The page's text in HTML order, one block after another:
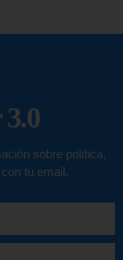
sobre política,
tu email.